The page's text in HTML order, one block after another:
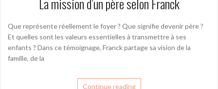
Que représente réellement le foyer ? Que signifie devenir père ?
Et quelles sont les valeurs essentielles à transmettre à ses
enfants ? Dans ce témoignage, Franck partage sa vision de la
famille, de la
Continue reading